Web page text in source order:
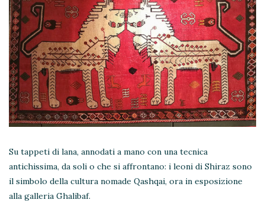
Su tappeti di lana, annodati a mano con una tecnica
antichissima, da soli o che si affrontano: i leoni di Shiraz sono
il simbolo della cultura nomade Qashqai, ora in esposizione
alla galleria Ghalibaf.